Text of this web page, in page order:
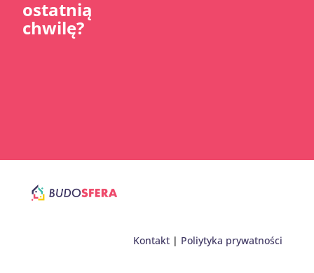
ostatnią
chwilę?
Kontakt | Poliytyka prywatności